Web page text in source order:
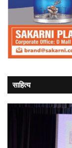
साहित्य